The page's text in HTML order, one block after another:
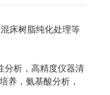
床树脂纯化处理等
析，高精度仪器清
养，氨基酸分析，